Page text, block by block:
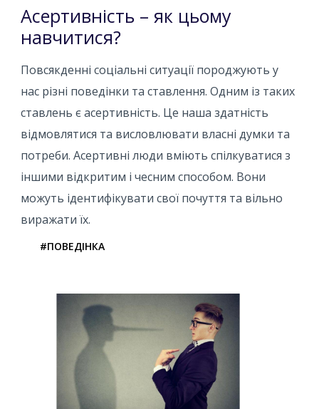
Асертивність – як цьому
навчитися?
Повсякденні соціальні ситуації породжують у
нас різні поведінки та ставлення. Одним із таких
ставлень є асертивність. Це наша здатність
відмовлятися та висловлювати власні думки та
потреби. Асертивні люди вміють спілкуватися з
іншими відкритим і чесним способом. Вони
можуть ідентифікувати свої почуття та вільно
виражати їх.
#ПОВЕДІНКА